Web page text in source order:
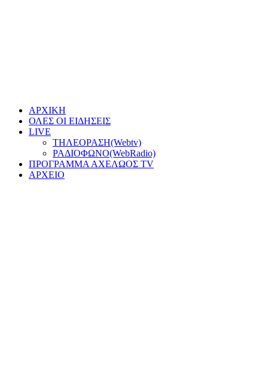
ΑΡΧΙΚΗ
ΟΛΕΣ ΟΙ ΕΙΔΗΣΕΙΣ
LIVE
ΤΗΛΕΟΡΑΣΗ(Webtv)
ΡΑΔΙΟΦΩΝΟ(WebRadio)
ΠΡΟΓΡΑΜΜΑ ΑΧΕΛΩΟΣ TV
ΑΡΧΕΙΟ